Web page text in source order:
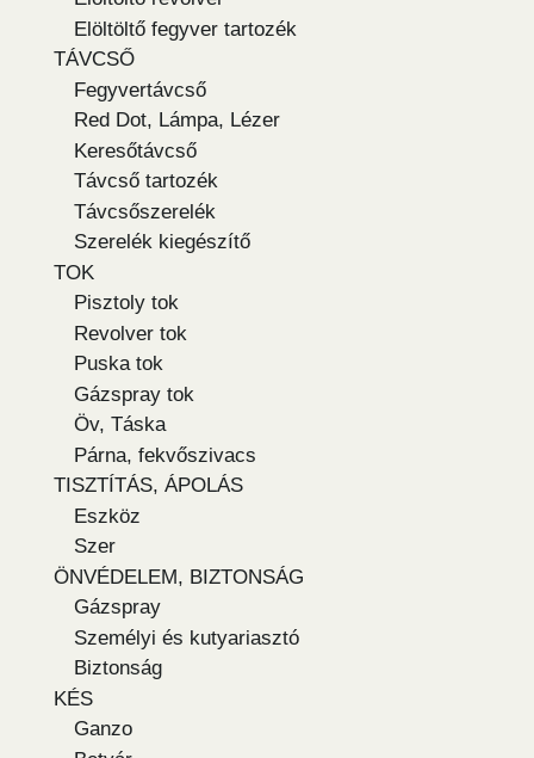
Elöltöltő fegyver tartozék
TÁVCSŐ
Fegyvertávcső
Red Dot, Lámpa, Lézer
Keresőtávcső
Távcső tartozék
Távcsőszerelék
Szerelék kiegészítő
TOK
Pisztoly tok
Revolver tok
Puska tok
Gázspray tok
Öv, Táska
Párna, fekvőszivacs
TISZTÍTÁS, ÁPOLÁS
Eszköz
Szer
ÖNVÉDELEM, BIZTONSÁG
Gázspray
Személyi és kutyariasztó
Biztonság
KÉS
Ganzo